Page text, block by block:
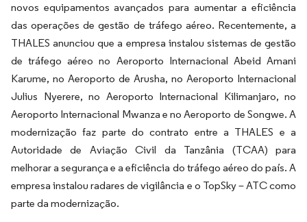
novos equipamentos avançados para aumentar a eficiência
das operações de gestão de tráfego aéreo. Recentemente, a
THALES anunciou que a empresa instalou sistemas de gestão
de tráfego aéreo no Aeroporto Internacional Abeid Amani
Karume, no Aeroporto de Arusha, no Aeroporto Internacional
Julius Nyerere, no Aeroporto Internacional Kilimanjaro, no
Aeroporto Internacional Mwanza e no Aeroporto de Songwe. A
modernização faz parte do contrato entre a THALES e a
Autoridade de Aviação Civil da Tanzânia (TCAA) para
melhorar a segurança e a eficiência do tráfego aéreo do país. A
empresa instalou radares de vigilância e o TopSky – ATC como
parte da modernização.